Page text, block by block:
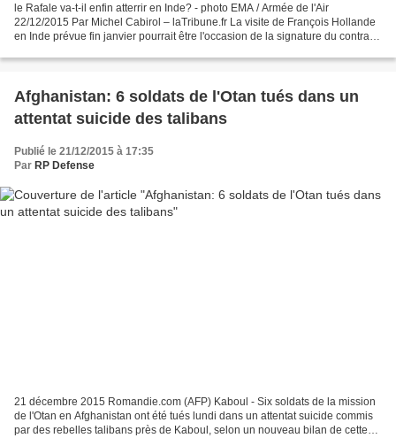
le Rafale va-t-il enfin atterrir en Inde? - photo EMA / Armée de l'Air
22/12/2015 Par Michel Cabirol – laTribune.fr La visite de François Hollande
en Inde prévue fin janvier pourrait être l'occasion de la signature du contrat
Afghanistan: 6 soldats de l'Otan tués dans un
attentat suicide des talibans
Publié le 21/12/2015 à 17:35
Par RP Defense
21 décembre 2015 Romandie.com (AFP) Kaboul - Six soldats de la mission
de l'Otan en Afghanistan ont été tués lundi dans un attentat suicide commis
par des rebelles talibans près de Kaboul, selon un nouveau bilan de cette